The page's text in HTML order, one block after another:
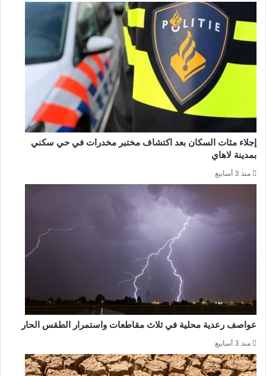
إجلاء مئات السكان بعد اكتشاف مختبر مخدرات في حي سكني
بمدينة لاهاي
منذ 3 أسابيع
عواصف رعدية محلية في ثلاث مقاطعات واستمرار الطقس الحار
منذ 3 أسابيع